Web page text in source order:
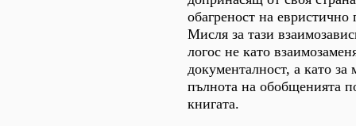
обагреност на
Мисля за тази
логос не като
документалност, а като за
пълнота на обобщенията
книгата.